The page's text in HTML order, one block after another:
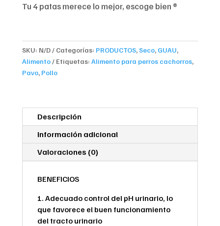
Tu 4 patas merece lo mejor, escoge bien ®
SKU: N/D Categorías: PRODUCTOS,Seco, GUAU,
Alimento
Etiquetas: Alimento para perros cachorros,
Pavo, Pollo
Descripción
Información adicional
Valoraciones (0)
BENEFICIOS
1. Adecuado control del pH urinario, lo
que favorece el buen funcionamiento
del tracto urinario